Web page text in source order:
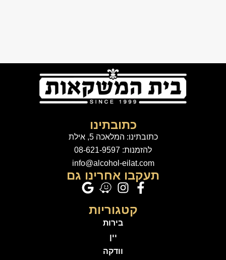
כתובתינו
כתובתינו: המלאכה 5, אילת
להזמנות: 08-621-9597
info@alcohol-eilat.com
תעקבו אחרינו גם
קטגוריות
בירות
יין
וודקה